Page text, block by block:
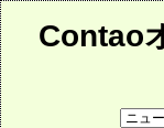
Contao
リ